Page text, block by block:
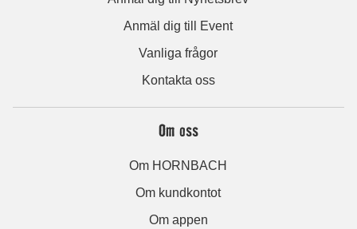
Anmäl dig till Event
Vanliga frågor
Kontakta oss
Om oss
Om HORNBACH
Om kundkontot
Om appen